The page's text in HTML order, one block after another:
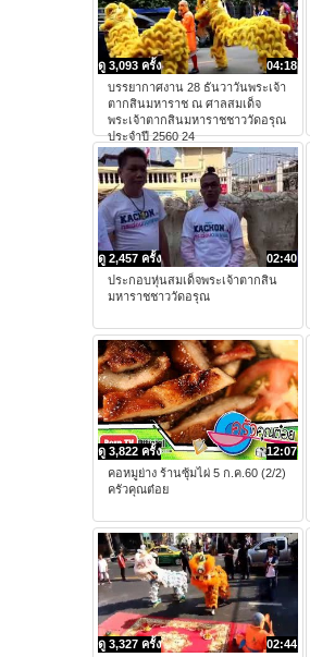
04:18
ดู 3,093 ครั้ง
บรรยากาศงาน 28 ธันวาวันพระเจ้า
ตากสินมหาราช ณ ศาลสมเด็จ
พระเจ้าตากสินมหาราชชาววัดอรุณ
ประจำปี 2560 24
02:40
ดู 2,457 ครั้ง
ประกอบหุ่นสมเด็จพระเจ้าตากสิน
มหาราชชาววัดอรุณ
12:07
ดู 3,822 ครั้ง
คอหมูย่าง ร้านซุ้มไผ่ 5 ก.ค.60 (2/2)
ครัวคุณต๋อย
02:44
ดู 3,327 ครั้ง